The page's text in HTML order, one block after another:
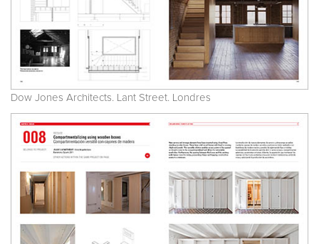
Dow Jones Architects. Lant Street. Londres